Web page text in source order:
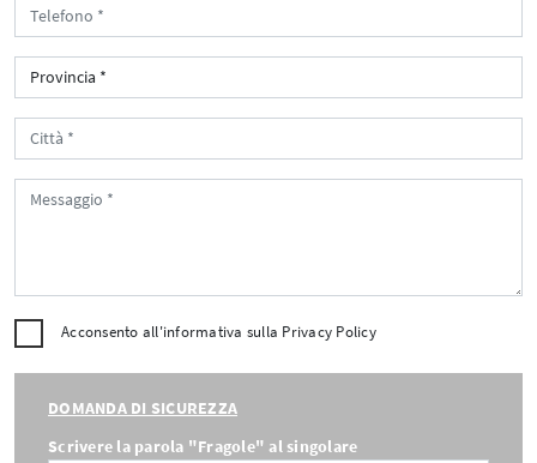
Acconsento all'informativa sulla Privacy Policy
DOMANDA DI SICUREZZA
Scrivere la parola "Fragole" al singolare